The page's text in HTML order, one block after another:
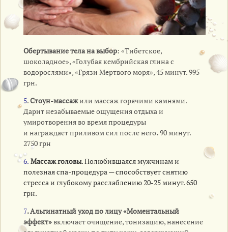
Обертывание тела на выбор: «Тибетское,
шоколадное», «Голубая кембрийская глина с
водорослями», «Грязи Мертвого моря», 45 минут. 995
грн.
5.Стоун-массажили массаж горячими камнями.
Дарит незабываемые ощущения отдыха и
умиротворения во время процедуры
и награждает приливом сил после него.90 минут.
2750 грн
6. Массаж головы. Полюбившаяся мужчинам и
полезная спа-процедура — способствует снятию
стресса и глубокому расслаблению 20-25 минут. 650
грн.
7. Альгинатный уход по лицу «Моментальный
эффект»включает очищение, тонизацию, нанесение